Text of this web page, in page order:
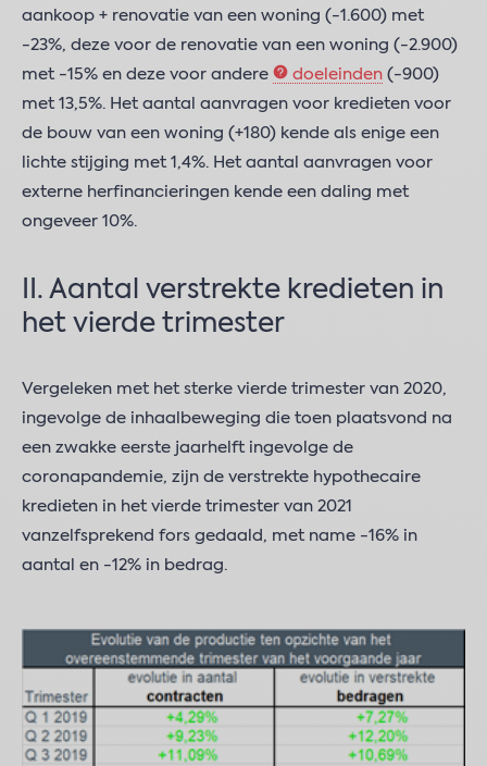
aankoop + renovatie van een woning (-1.600) met
-23%, deze voor de renovatie van een woning (-2.900)
met -15% en deze voor andere
doeleinden (-900)
met 13,5%. Het aantal aanvragen voor kredieten voor
de bouw van een woning (+180) kende als enige een
lichte stijging met 1,4%. Het aantal aanvragen voor
externe herfinancieringen kende een daling met
ongeveer 10%.
II. Aantal verstrekte kredieten in
het vierde trimester
Vergeleken met het sterke vierde trimester van 2020,
ingevolge de inhaalbeweging die toen plaatsvond na
een zwakke eerste jaarhelft ingevolge de
coronapandemie, zijn de verstrekte hypothecaire
kredieten in het vierde trimester van 2021
vanzelfsprekend fors gedaald, met name -16% in
aantal en -12% in bedrag.